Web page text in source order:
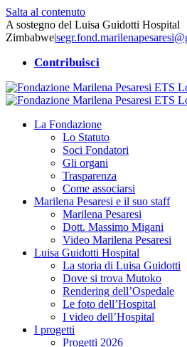
Salta al contenuto
A sostegno del Luisa Guidotti Hospital
Zimbabwe|
Contribuisci
La Fondazione
Lo Statuto
Soci Fondatori
Gli organi
Trasparenza
Come associarsi
Marilena Pesaresi e il suo staff
Marilena Pesaresi
Dott. Massimo Migani
Video Marilena Pesaresi
Luisa Guidotti Hospital
La storia di Luisa Guidotti
Dove si trova Mutoko
Rendering dell’Ospedale
Le foto dell’Hospital
I video dell’Hospital
I progetti
Progetti 2026